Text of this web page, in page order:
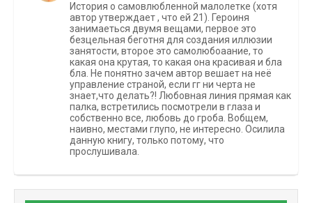
История о самовлюбленной малолетке (хотя
автор утверждает , что ей 21). Героиня
занимаеться двумя вещами, первое это
безцельная беготня для создания иллюзии
занятости, второе это самолюбоаание, то
какая она крутая, то какая она красивая и бла
бла. Не понятно зачем автор вешает на неё
управление страной, если гг ни черта не
знает,что делать?! Любовная линия прямая как
палка, встретились посмотрели в глаза и
собственно все, любовь до гроба. Вобщем,
наивно, местами глупо, не интересно. Осилила
данную книгу, только потому, что
прослушивала.